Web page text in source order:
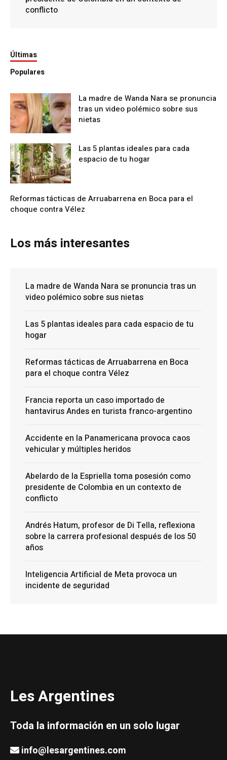
conflicto
Últimas
Populares
La madre de Wanda Nara se pronuncia
tras un video polémico sobre sus
nietas
Las 5 plantas ideales para cada
espacio de tu hogar
Reformas tácticas de Arruabarrena en Boca para el
choque contra Vélez
Los más interesantes
La madre de Wanda Nara se pronuncia tras un
video polémico sobre sus nietas
Las 5 plantas ideales para cada espacio de tu
hogar
Reformas tácticas de Arruabarrena en Boca
para el choque contra Vélez
Francia reporta un caso importado de
hantavirus Andes en turista franco-argentino
Accidente en la Panamericana provoca caos
vehicular y múltiples heridos
Abelardo de la Espriella toma posesión como
presidente de Colombia en un contexto de
conflicto
Andrés Hatum, profesor de Di Tella, reflexiona
sobre la carrera profesional después de los 50
años
Inteligencia Artificial de Meta provoca un
incidente de seguridad
Les Argentines
Toda la información en un solo lugar
info@lesargentines.com